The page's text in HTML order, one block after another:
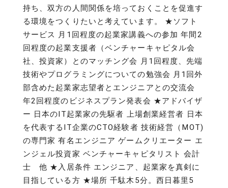
持ち、双方の人間関係を培っておくことを促進す
る環境をつくりたいと考えています。 ★ソフト
サービス 月1回程度の起業家講義への参加 年間2
回程度の起業支援者（ベンチャーキャピタル会
社、投資家）とのマッチング会 月1回程度、先端
技術やプログラミングについての勉強会 月1回外
部含めた起業家志望者とエンジニアとの交流会
年2回程度のビジネスプラン発表会 ★アドバイザ
ー 日本のIT起業家の先駆者 上場創業経営者 日本
を代表するIT企業のCTO経験者 技術経営（MOT)
の専門家 有名エンジニア ゲームクリエーター エ
ンジェル投資家 ベンチャーキャピタリスト 会計
士 他 ★入居条件 エンジニア、起業家を真剣に
目指している方 ★場所 千駄木5分。西日暮里5